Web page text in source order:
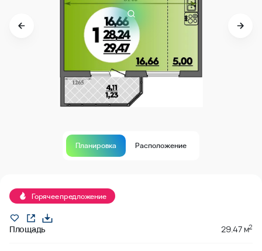
Планировка Расположение
Горячее предложение
Площадь 29.47 м2